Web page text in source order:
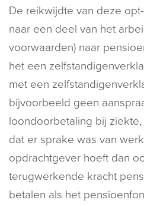
De reikwijdte van deze
naar een deel van het
voorwaarden) naar
het een
met een
bijvoorbeeld geen
loondoorbetaling bij
dat er sprake was van
opdrachtgever hoeft dan
terugwerkende kracht
betalen als het